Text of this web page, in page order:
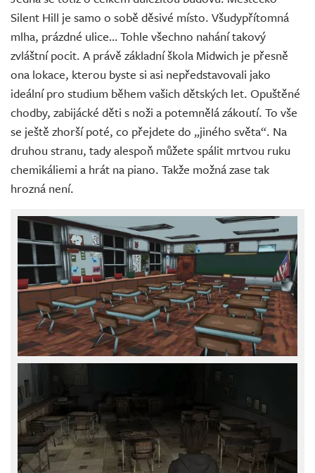
Silent Hill je samo o sobě děsivé místo. Všudypřítomná
mlha, prázdné ulice… Tohle všechno nahání takový
zvláštní pocit. A právě základní škola Midwich je přesně
ona lokace, kterou byste si asi nepředstavovali jako
ideální pro studium během vašich dětských let. Opuštěné
chodby, zabijácké děti s noži a potemnělá zákoutí. To vše
se ještě zhorší poté, co přejdete do „jiného světa“. Na
druhou stranu, tady alespoň můžete spálit mrtvou ruku
chemikáliemi a hrát na piano. Takže možná zase tak
hrozná není.